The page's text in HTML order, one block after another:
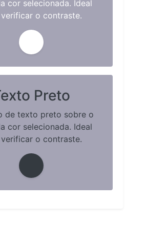
cor selecionada. Ideal
o contraste.
Preto
de texto preto sobre o
cor selecionada. Ideal
o contraste.